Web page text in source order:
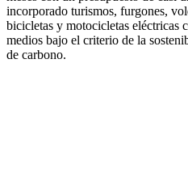
incorporado turismos, furgones,
bicicletas y motocicletas eléctricas
medios bajo el criterio de la
de carbono.